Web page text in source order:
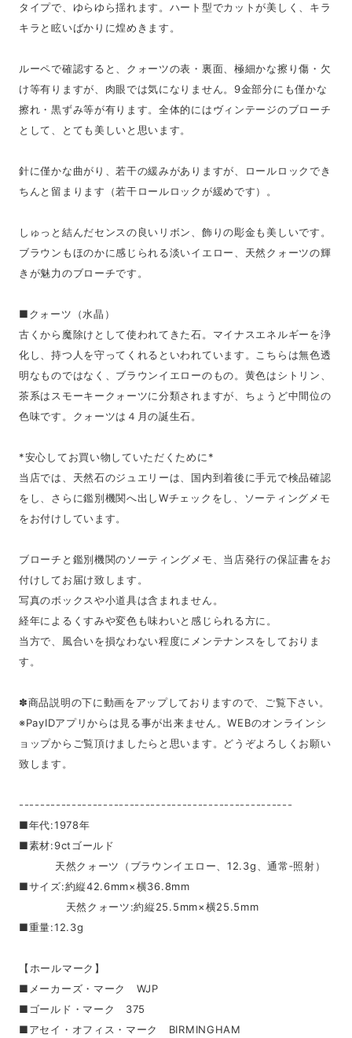
タイプで、ゆらゆら揺れます。ハート型でカットが美しく、キラ
キラと眩いばかりに煌めきます。
ルーペで確認すると、クォーツの表・裏面、極細かな擦り傷・欠
け等有りますが、肉眼では気になりません。9金部分にも僅かな
擦れ・黒ずみ等が有ります。全体的にはヴィンテージのブローチ
として、とても美しいと思います。
針に僅かな曲がり、若干の緩みがありますが、ロールロックでき
ちんと留まります（若干ロールロックが緩めです）。
しゅっと結んだセンスの良いリボン、飾りの彫金も美しいです。
ブラウンもほのかに感じられる淡いイエロー、天然クォーツの輝
きが魅力のブローチです。
■クォーツ（水晶）
古くから魔除けとして使われてきた石。マイナスエネルギーを浄
化し、持つ人を守ってくれるといわれています。こちらは無色透
明なものではなく、ブラウンイエローのもの。黄色はシトリン、
茶系はスモーキークォーツに分類されますが、ちょうど中間位の
色味です。クォーツは４月の誕生石。
*安心してお買い物していただくために*
当店では、天然石のジュエリーは、国内到着後に手元で検品確認
をし、さらに鑑別機関へ出しWチェックをし、ソーティングメモ
をお付けしています。
ブローチと鑑別機関のソーティングメモ、当店発行の保証書をお
付けしてお届け致します。
写真のボックスや小道具は含まれません。
経年によるくすみや変色も味わいと感じられる方に。
当方で、風合いを損なわない程度にメンテナンスをしておりま
す。
✽商品説明の下に動画をアップしておりますので、ご覧下さい。
※PayIDアプリからは見る事が出来ません。WEBのオンラインシ
ョップからご覧頂けましたらと思います。どうぞよろしくお願い
致します。
----------------------------------------------------
■年代:1978年
■素材:9ctゴールド
天然クォーツ（ブラウンイエロー、12.3g、通常‐照射）
■サイズ:約縦42.6mm×横36.8mm
天然クォーツ:約縦25.5mm×横25.5mm
■重量:12.3g
【ホールマーク】
■メーカーズ・マーク WJP
■ゴールド・マーク 375
■アセイ・オフィス・マーク BIRMINGHAM